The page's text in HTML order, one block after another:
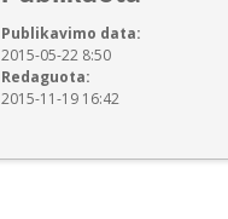
Publikavimo data:
2015-05-22 8:50
Redaguota:
2015-11-19 16:42